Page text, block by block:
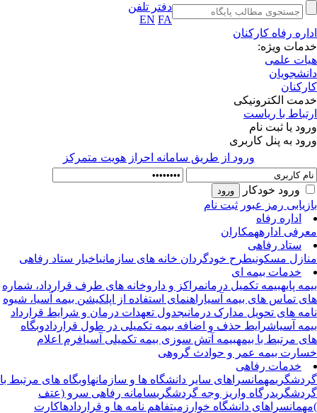
دفتر تلفن
EN FA
رفاه کارکنان
ویژه:
علمی
الکترونیکی
با ریاست
یا ثبت نام
به پنل کاربری
ورود از طريق سامانه احراز هويت متمركز
ورود خودکار
رمز عبور ثبت نام
اداره رفاه
اداره همکاران
ستاد رفاهی
مسکونیطرح خودگردان خانه های سازمانیاخبار ستاد رفاهی
خدمات بیمه ای
پایهبیمه تکمیل درمانمراکز و داروخانه های طرف قرارداد، شماره
تماس های بیمه آسیاراهنمای استفاده از اپلکیشن بیمه آسیا، شیوه
های تحویل مدارک درمانیجدول تعهدات درمان و شرایط قرارداد
آسیاشرایط حذف و اضافه بیمه تکمیلی در طول قرارداد وبگاه
مرتبط با بیمهبیمه آتش سوزی بیمه تکمیلی آسیافرم اعلام
بیمه عمر و حوادث گروهی
خدمات رفاهی
مهمانسراهای سایر دانشگاه ها و سازمانهاوبگاه های مرتبط با
درگاه واریز وجه گردشگریسامانه رفاهی سرو (عتف
دانشگاه خوارزمیتفاهم نامه ها و قراردادهاکارت